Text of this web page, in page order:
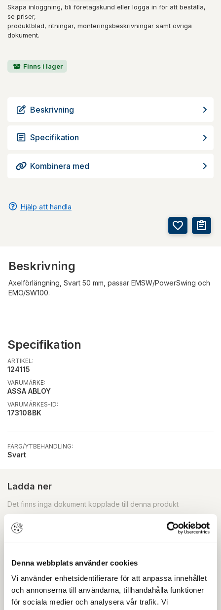
Denna webbplats använder cookies
Vi använder enhetsidentifierare för att anpassa innehållet
och annonserna till användarna, tillhandahålla funktioner
för sociala medier och analysera vår trafik. Vi
Skapa inloggning, bli företagskund eller logga in för att beställa,
se priser,
produktblad, ritningar, monteringsbeskrivningar samt övriga
dokument.
Finns i lager
Beskrivning
Specifikation
Kombinera med
Hjälp att handla
Beskrivning
Axelförlängning, Svart 50 mm, passar EMSW/PowerSwing och
EMO/SW100.
Specifikation
ARTIKEL:
124115
VARUMÄRKE:
ASSA ABLOY
VARUMÄRKES-ID:
173108BK
FÄRG/YTBEHANDLING:
Svart
Ladda ner
Det finns inga dokument kopplade till denna produkt
Skapa inloggning, bli företagskund eller logga in för att
produktblad, ritningar, monteringsbeskrivningar samt
övriga dokument.